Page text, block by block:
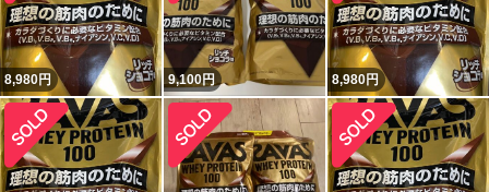
8,980円 9,100円 8,980円